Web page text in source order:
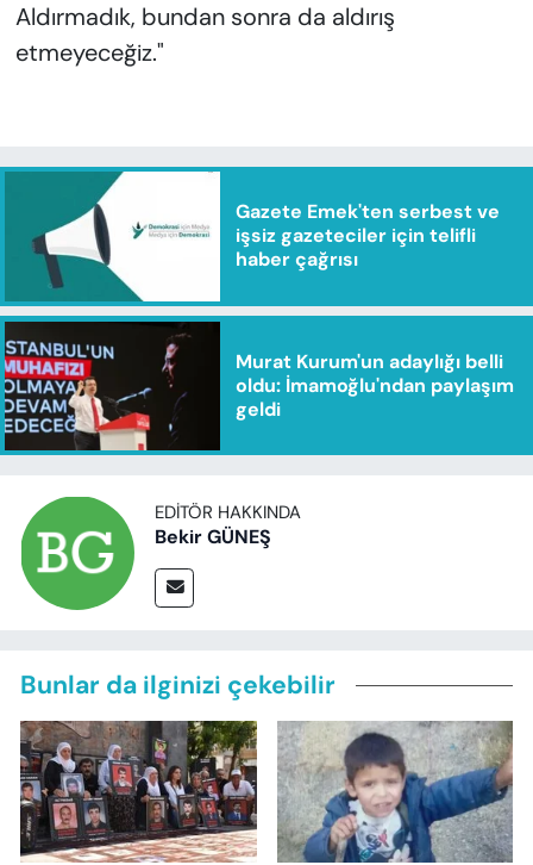
Aldırmadık, bundan sonra da aldırış
etmeyeceğiz."
Gazete Emek'ten serbest ve
işsiz gazeteciler için telifli
haber çağrısı
Murat Kurum'un adaylığı belli
oldu: İmamoğlu'ndan paylaşım
geldi
EDITÖR HAKKINDA
Bekir GÜNEŞ
Bunlar da ilginizi çekebilir